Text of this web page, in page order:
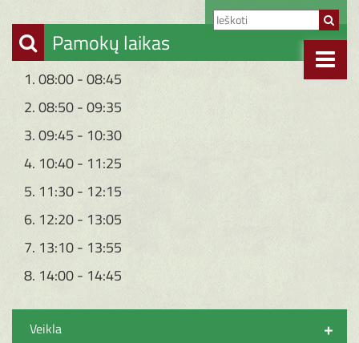
Pamokų laikas
1. 08:00 - 08:45
2. 08:50 - 09:35
3. 09:45 - 10:30
4. 10:40 - 11:25
5. 11:30 - 12:15
6. 12:20 - 13:05
7. 13:10 - 13:55
8. 14:00 - 14:45
+
Veikla